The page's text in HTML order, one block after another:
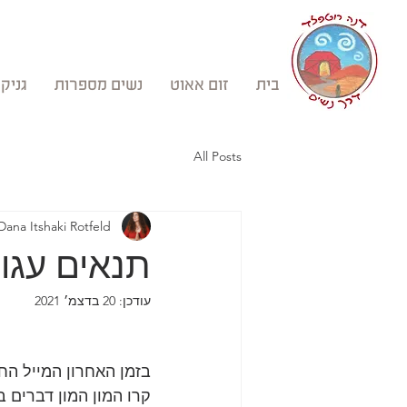
בית זום אאוט נשים מספרות
All Posts
תנאים
Itshaki Rotfeld
עודכן: 20 בדצמ׳ 2021
בזמן האחרון המייל
קרו המון המון